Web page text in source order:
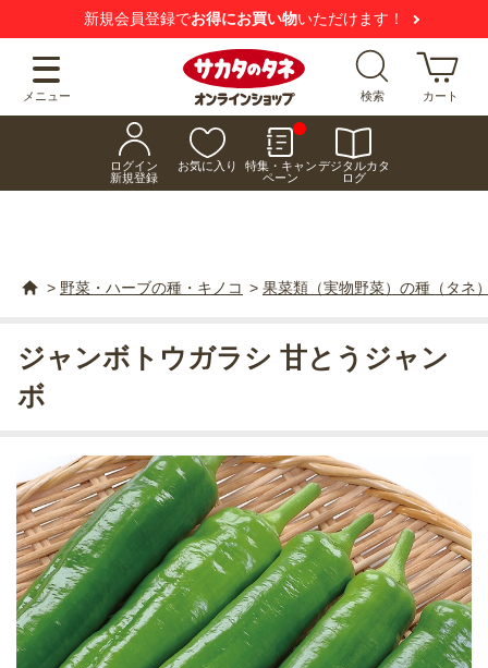
新規会員登録でお得にお買い物いただけます！
メニュー 検索 カート
ログイン
新規登録
お気に入り
特集・キャン
ペーン
デジタルカタ
ログ
> 野菜・ハーブの種・キノコ > 果菜類（実物野菜）の種（タネ
ジャンボトウガラシ 甘とうジャン
ボ